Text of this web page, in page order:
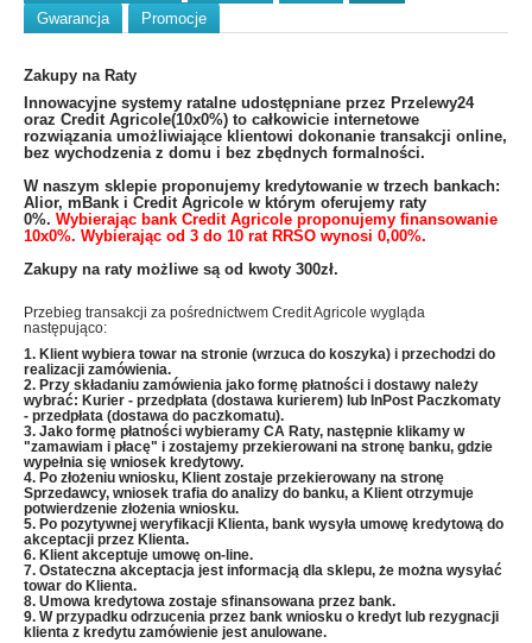
Gwarancja
Promocje
Zakupy na Raty
​Innowacyjne systemy ratalne udostępniane przez Przelewy24
oraz Credit Agricole(10x0%) to całkowicie internetowe
rozwiązania umożliwiające klientowi dokonanie transakcji online,
bez wychodzenia z domu i bez zbędnych formalności.
W naszym sklepie proponujemy kredytowanie w trzech bankach:
Alior, mBank i Credit Agricole w którym oferujemy raty
0%. Wybierając bank Credit Agricole proponujemy finansowanie
10x0%. Wybierając od 3 do 10 rat RRSO wynosi 0,00%.
Zakupy na raty możliwe są od kwoty 300zł.
Przebieg transakcji za pośrednictwem Credit Agricole wygląda
następująco:
1. Klient wybiera towar na stronie (wrzuca do koszyka) i przechodzi do
realizacji zamówienia.
2. Przy składaniu zamówienia jako formę płatności i dostawy należy
wybrać: Kurier - przedpłata (dostawa kurierem) lub InPost Paczkomaty
- przedpłata (dostawa do paczkomatu).
3. Jako formę płatności wybieramy CA Raty, następnie klikamy w
"zamawiam i płacę" i zostajemy przekierowani na stronę banku, gdzie
wypełnia się wniosek kredytowy.
4. Po złożeniu wniosku, Klient zostaje przekierowany na stronę
Sprzedawcy, wniosek trafia do analizy do banku, a Klient otrzymuje
potwierdzenie złożenia wniosku.
5. Po pozytywnej weryfikacji Klienta, bank wysyła umowę kredytową do
akceptacji przez Klienta.
6. Klient akceptuje umowę on-line.
7. Ostateczna akceptacja jest informacją dla sklepu, że można wysyłać
towar do Klienta.
8. Umowa kredytowa zostaje sfinansowana przez bank.
9. W przypadku odrzucenia przez bank wniosku o kredyt lub rezygnacji
klienta z kredytu zamówienie jest anulowane.